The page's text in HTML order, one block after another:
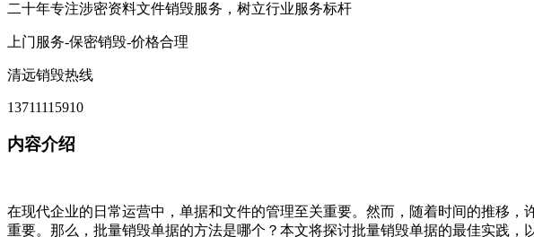
二十年专注涉密资料文件销毁服务，树立行业服务标杆
上门服务-保密销毁-价格合理
清远销毁热线
13711115910
内容介绍
在现代企业的日常运营中，单据和文件的管理至关重要。然而，随着时间的推移
重要。那么，批量销毁单据的方法是哪个？本文将探讨批量销毁单据的最佳实践，